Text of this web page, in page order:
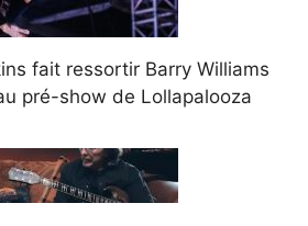
fait ressortir Barry Williams
pré-show de Lollapalooza